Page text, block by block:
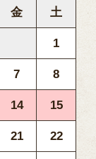
金 土
1
7 8
14 15
21 22